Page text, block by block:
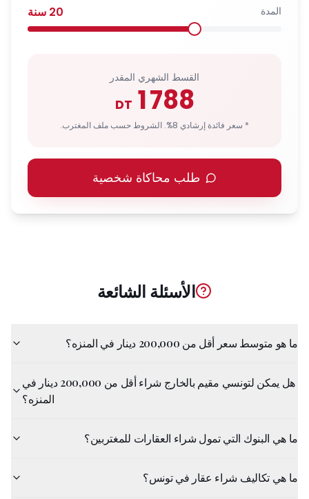
المدة 20 سنة
القسط الشهري المقدر
1 788
DT
* سعر فائدة إرشادي 8%. الشروط حسب ملف المغترب.
طلب محاكاة شخصية
الأسئلة الشائعة
ما هو متوسط سعر أقل من 200,000 دينار في المنزه؟
هل يمكن لتونسي مقيم بالخارج شراء أقل من 200,000 دينار في
المنزه؟
ما هي البنوك التي تمول شراء العقارات للمغتربين؟
ما هي تكاليف شراء عقار في تونس؟